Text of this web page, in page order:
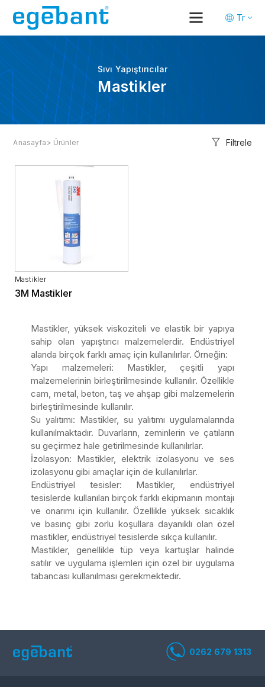
Tr
En
Sıvı Yapıştırıcılar
Mastikler
Anasayfa > Ürünler Filtrele
Mastikler
3M Mastikler
Mastikler, yüksek viskoziteli ve elastik bir yapıya
sahip olan yapıştırıcı malzemelerdir. Endüstriyel
alanda birçok farklı amaç için kullanılırlar. Örneğin:
Yapı malzemeleri: Mastikler, çeşitli yapı
malzemelerinin birleştirilmesinde kullanılır. Özellikle
cam, metal, beton, taş ve ahşap gibi malzemelerin
birleştirilmesinde kullanılır.
Su yalıtımı: Mastikler, su yalıtımı uygulamalarında
kullanılmaktadır. Duvarların, zeminlerin ve çatıların
su geçirmez hale getirilmesinde kullanılırlar.
İzolasyon: Mastikler, elektrik izolasyonu ve ses
izolasyonu gibi amaçlar için de kullanılırlar.
Endüstriyel tesisler: Mastikler, endüstriyel
tesislerde kullanılan birçok farklı ekipmanın montajı
ve onarımı için kullanılır. Özellikle yüksek sıcaklık
ve basınç gibi zorlu koşullara dayanıklı olan özel
mastikler, endüstriyel tesislerde sıkça kullanılır.
Mastikler, genellikle tüp veya kartuşlar halinde
satılır ve uygulama işlemleri için özel bir uygulama
tabancası kullanılması gerekmektedir.